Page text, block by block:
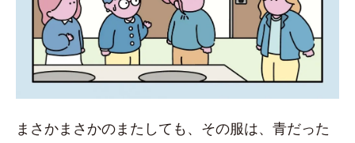
まさかまさかのまたしても、その服は、青だった